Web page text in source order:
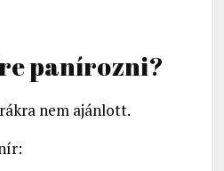
panírozni?
nem ajánlott.